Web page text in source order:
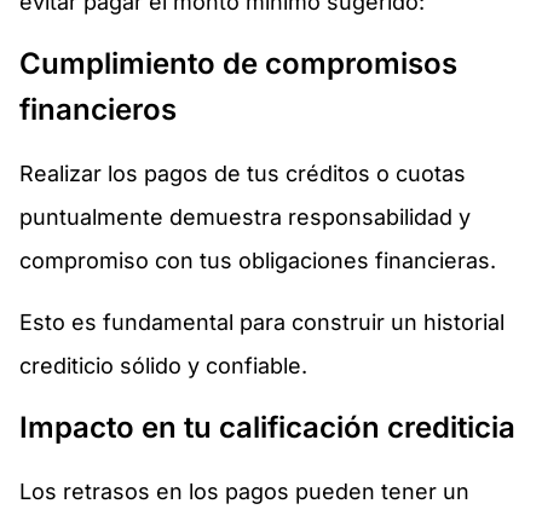
Cumplimiento de compromisos
financieros
Realizar los pagos de tus créditos o cuotas
puntualmente demuestra responsabilidad y
compromiso con tus obligaciones financieras.
Esto es fundamental para construir un historial
crediticio sólido y confiable.
Impacto en tu calificación crediticia
Los retrasos en los pagos pueden tener un